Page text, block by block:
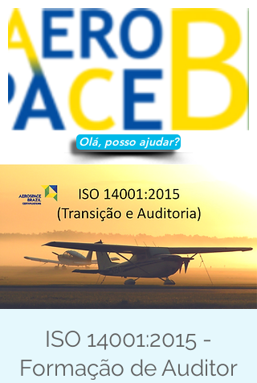
Olá, posso ajudar?
ISO 14001:2015 -
Formação de Auditor